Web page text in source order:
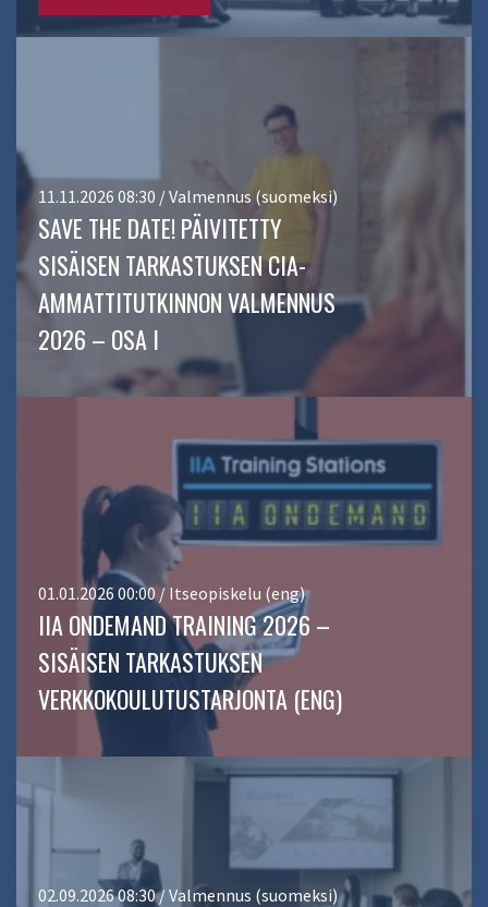
11.11.2026 08:30 / Valmennus (suomeksi)
SAVE THE DATE! PÄIVITETTY
SISÄISEN TARKASTUKSEN CIA-
AMMATTITUTKINNON VALMENNUS
2026 – OSA I
01.01.2026 00:00 / Itseopiskelu (eng)
IIA ONDEMAND TRAINING 2026 –
SISÄISEN TARKASTUKSEN
VERKKOKOULUTUSTARJONTA (ENG)
02.09.2026 08:30 / Valmennus (suomeksi)